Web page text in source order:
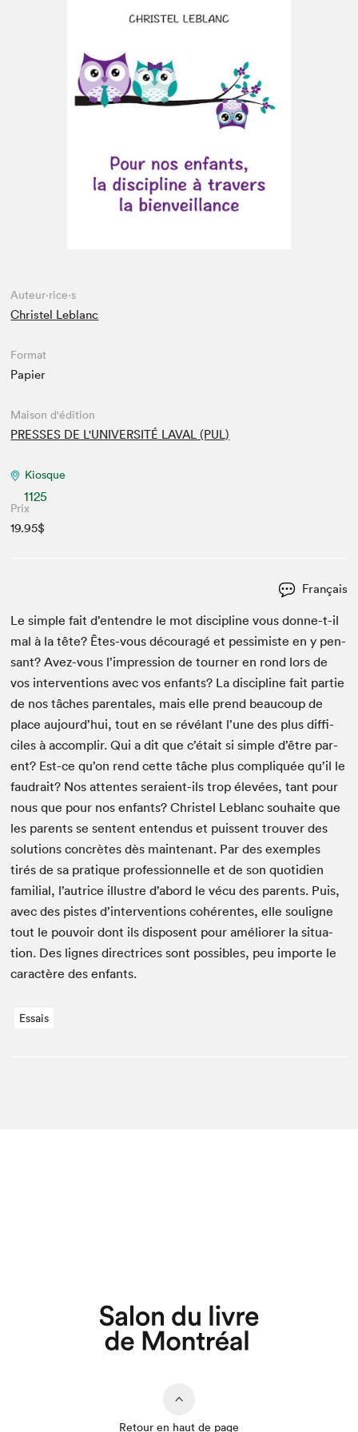
Auteur·rice·s
Christel Leblanc
Format
Papier
Maison d'édition
PRESSES DE L'UNIVERSITÉ LAVAL (PUL)
Kiosque
1125
Prix
19.95$
Français
Le sim­ple fait d’entendre le mot dis­ci­pline vous donne-t-il
mal à la tête? Êtes-vous découragé et pes­simiste en y pen­
sant? Avez-vous l’impression de tourn­er en rond lors de
vos inter­ven­tions avec vos enfants? La dis­ci­pline fait par­tie
de nos tâch­es parentales, mais elle prend beau­coup de
place aujourd’hui, tout en se révélant l’une des plus dif­fi­
ciles à accom­plir. Qui a dit que c’était si sim­ple d’être par­
ent? Est-ce qu’on rend cette tâche plus com­pliquée qu’il le
faudrait? Nos attentes seraient-ils trop élevées, tant pour
nous que pour nos enfants? Chris­tel Leblanc souhaite que
les par­ents se sen­tent enten­dus et puis­sent trou­ver des
solu­tions con­crètes dès main­tenant. Par des exem­ples
tirés de sa pra­tique pro­fes­sion­nelle et de son quo­ti­di­en
famil­ial, l’autrice illus­tre d’abord le vécu des par­ents. Puis,
avec des pistes d’interventions cohérentes, elle souligne
tout le pou­voir dont ils dis­posent pour amélior­er la sit­u­a­
tion. Des lignes direc­tri­ces sont pos­si­bles, peu importe le
car­ac­tère des enfants.
Essais
Retour en haut de page